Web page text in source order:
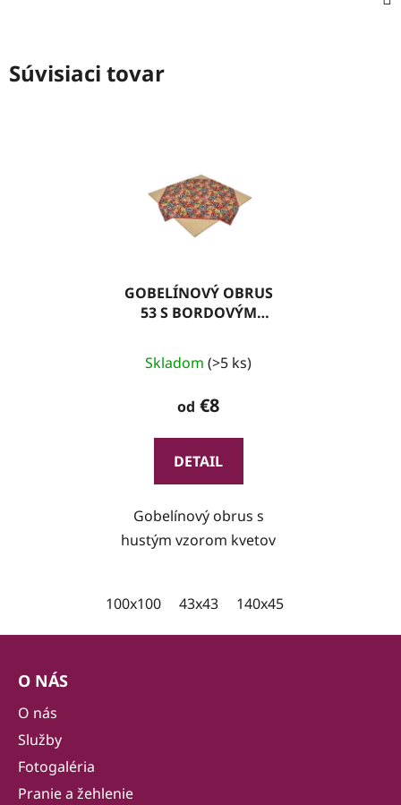
Súvisiaci tovar
GOBELÍNOVÝ OBRUS
53 S BORDOVÝM
Skladom (>5 ks)
od €8
DETAIL
Gobelínový obrus s
hustým vzorom kvetov
100x100 43x43 140x45
O NÁS
O nás
Služby
Fotogaléria
Pranie a žehlenie